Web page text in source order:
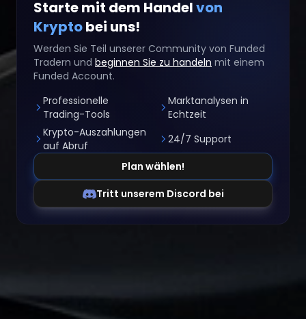
Starte mit dem Handelvon
Kryptobei uns!
Werden Sie Teil unserer Community von Funded
Tradern und beginnen Sie zu handeln mit einem
Funded Account.
Professionelle
Trading-Tools
Marktanalysen in
Echtzeit
Krypto-Auszahlungen
auf Abruf
24/7 Support
Plan wählen!
Tritt unserem Discord bei